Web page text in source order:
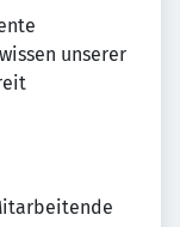
unserer